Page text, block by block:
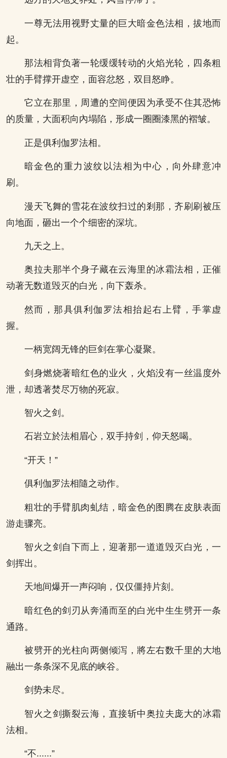
一尊无法用视野丈量的巨大暗金色法相，拔地而
起。
那法相背负著一轮缓缓转动的火焰光轮，四条粗
壮的手臂撑开虚空，面容忿怒，双目怒睁。
它立在那里，周遭的空间便因为承受不住其恐怖
的质量，大面积向內塌陷，形成一圈圈漆黑的褶皱。
正是俱利伽罗法相。
暗金色的重力波纹以法相为中心，向外肆意冲
刷。
漫天飞舞的雪花在波纹扫过的剎那，齐刷刷被压
向地面，砸出一个个细密的深坑。
九天之上。
奥拉夫那半个身子藏在云海里的冰霜法相，正催
动著无数道毁灭的白光，向下轰杀。
然而，那具俱利伽罗法相抬起右上臂，手掌虚
握。
一柄宽阔无锋的巨剑在掌心凝聚。
剑身燃烧著暗红色的业火，火焰没有一丝温度外
泄，却透著焚尽万物的死寂。
智火之剑。
石岩立於法相眉心，双手持剑，仰天怒喝。
“开天！”
俱利伽罗法相隨之动作。
粗壮的手臂肌肉虬结，暗金色的图腾在皮肤表面
游走骤亮。
智火之剑自下而上，迎著那一道道毁灭白光，一
剑挥出。
天地间爆开一声闷响，仅仅僵持片刻。
暗红色的剑刃从奔涌而至的白光中生生劈开一条
通路。
被劈开的光柱向两侧倾泻，將左右数千里的大地
融出一条条深不见底的峡谷。
剑势未尽。
智火之剑撕裂云海，直接斩中奥拉夫庞大的冰霜
法相。
“不......”